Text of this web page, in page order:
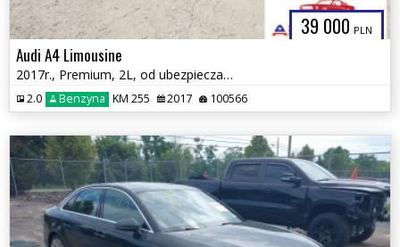
39 000 PLN
Audi A4 Limousine
2017r., Premium, 2L, od ubezpieczalni
2.0 Benzyna KM 255 2017 100566